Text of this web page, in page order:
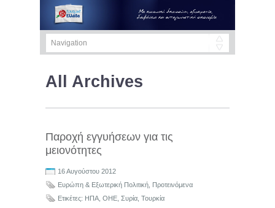
All Archives
Παροχή εγγυήσεων για τις
μειονότητες
16 Αυγούστου 2012
Ευρώπη & Eξωτερική Πολιτική
Προτεινόμενα
Ετικέτες: ΗΠΑ ΟΗΕ Συρία Τουρκία